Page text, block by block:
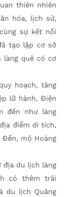
thiên nhiên
hóa, lịch sử,
sự kết nối
tạo lập cơ sở
làng quê có cơ
hoạch, tăng
lữ hành, Điện
đến như làng
điểm di tích,
Đền, mộ Hoàng
địa du lịch làng
có thêm trải
du lịch Quảng